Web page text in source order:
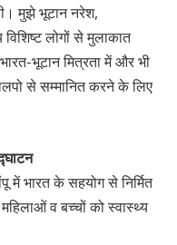
मुझे भूटान नरेश,
लोगों से मुलाकात
भूटान मित्रता में और भी
से सम्मानित करने के लिए
में भारत के सहयोग से निर्मित
व बच्चों को स्वास्थ्य